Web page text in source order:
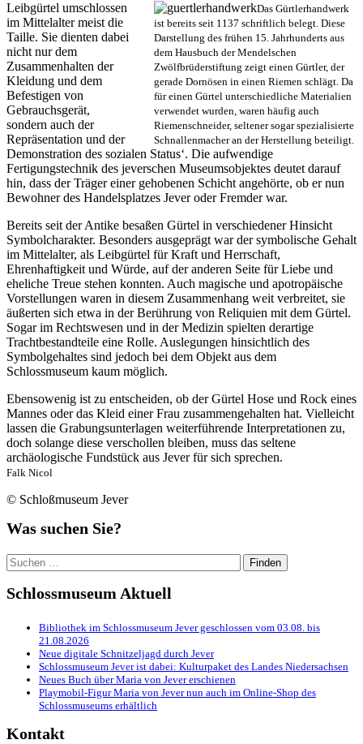
Das Gürtlerhandwerk
ist bereits seit 1137 schriftlich belegt. Diese
Darstellung des frühen 15. Jahrhunderts aus
dem Hausbuch der Mendelschen
Zwölfbrüderstiftung zeigt einen Gürtler, der
gerade Dornösen in einen Riemen schlägt. Da
für einen Gürtel unterschiedliche Materialien
verwendet wurden, waren häufig auch
Riemenschneider, seltener sogar spezialisierte
Schnallenmacher an der Herstellung beteiligt.
Leibgürtel umschlossen
im Mittelalter meist die
Taille. Sie dienten dabei
nicht nur dem
Zusammenhalten der
Kleidung und dem
Befestigen von
Gebrauchsgerät,
sondern auch der
Repräsentation und der
Demonstration des sozialen Status‘. Die aufwendige
Fertigungstechnik des jeverschen Museumsobjektes deutet darauf
hin, dass der Träger einer gehobenen Schicht angehörte, ob er nun
Bewohner des Handelsplatzes Jever oder Fremder war.
Bereits seit der Antike besaßen Gürtel in verschiedener Hinsicht
Symbolcharakter. Besonders ausgeprägt war der symbolische Gehalt
im Mittelalter, als Leibgürtel für Kraft und Herrschaft,
Ehrenhaftigkeit und Würde, auf der anderen Seite für Liebe und
eheliche Treue stehen konnten. Auch magische und apotropäische
Vorstellungen waren in diesem Zusammenhang weit verbreitet, sie
äußerten sich etwa in der Berührung von Reliquien mit dem Gürtel.
Sogar im Rechtswesen und in der Medizin spielten derartige
Trachtbestandteile eine Rolle. Auslegungen hinsichtlich des
Symbolgehaltes sind jedoch bei dem Objekt aus dem
Schlossmuseum kaum möglich.
Ebensowenig ist zu entscheiden, ob der Gürtel Hose und Rock eines
Mannes oder das Kleid einer Frau zusammengehalten hat. Vielleicht
lassen die Grabungsunterlagen weiterführende Interpretationen zu,
doch solange diese verschollen bleiben, muss das seltene
archäologische Fundstück aus Jever für sich sprechen.
Falk Nicol
© Schloßmuseum Jever
Was suchen Sie?
Suchen
nach:
Schlossmuseum Aktuell
Bibliothek im Schlossmuseum Jever geschlossen vom 03.08. bis
21.08.2026
Neue digitale Schnitzeljagd durch Jever
Schlossmuseum Jever ist dabei: Kulturpaket des Landes Niedersachsen
Neues Buch über Maria von Jever erschienen
Playmobil-Figur Maria von Jever nun auch im Online-Shop des
Schlossmuseums erhältlich
Kontakt